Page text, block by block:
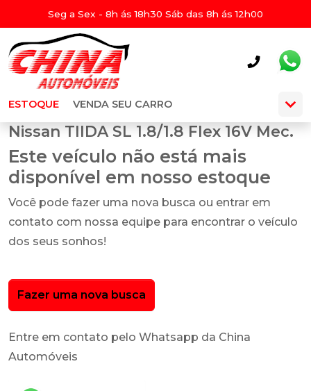
Seg a Sex - 8h ás 18h30 Sáb das 8h ás 12h00
ESTOQUE VENDA SEU CARRO
Nissan TIIDA SL 1.8/1.8 Flex 16V Mec.
Este veículo não está mais
disponível em nosso estoque
Você pode fazer uma nova busca ou entrar em
contato com nossa equipe para encontrar o veículo
dos seus sonhos!
Fazer uma nova busca
Entre em contato pelo Whatsapp da China
Automóveis